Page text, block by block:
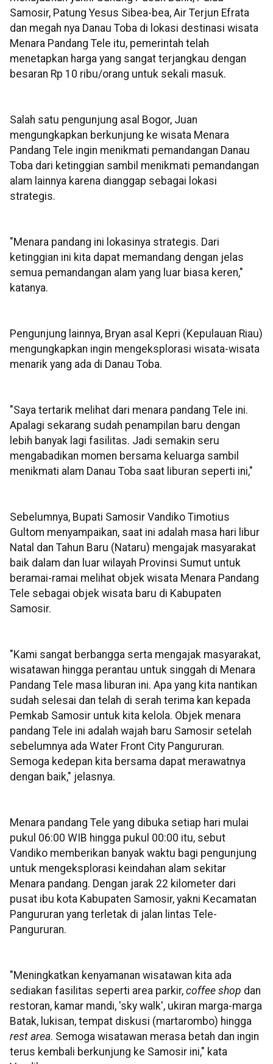
Samosir, Patung Yesus Sibea-bea, Air Terjun Efrata
dan megah nya Danau Toba di lokasi destinasi wisata
Menara Pandang Tele itu, pemerintah telah
menetapkan harga yang sangat terjangkau dengan
besaran Rp 10 ribu/orang untuk sekali masuk.
Salah satu pengunjung asal Bogor, Juan
mengungkapkan berkunjung ke wisata Menara
Pandang Tele ingin menikmati pemandangan Danau
Toba dari ketinggian sambil menikmati pemandangan
alam lainnya karena dianggap sebagai lokasi
strategis.
"Menara pandang ini lokasinya strategis. Dari
ketinggian ini kita dapat memandang dengan jelas
semua pemandangan alam yang luar biasa keren,"
katanya.
Pengunjung lainnya, Bryan asal Kepri (Kepulauan Riau)
mengungkapkan ingin mengeksplorasi wisata-wisata
menarik yang ada di Danau Toba.
"Saya tertarik melihat dari menara pandang Tele ini.
Apalagi sekarang sudah penampilan baru dengan
lebih banyak lagi fasilitas. Jadi semakin seru
mengabadikan momen bersama keluarga sambil
menikmati alam Danau Toba saat liburan seperti ini,"
Sebelumnya, Bupati Samosir Vandiko Timotius
Gultom menyampaikan, saat ini adalah masa hari libur
Natal dan Tahun Baru (Nataru) mengajak masyarakat
baik dalam dan luar wilayah Provinsi Sumut untuk
beramai-ramai melihat objek wisata Menara Pandang
Tele sebagai objek wisata baru di Kabupaten
Samosir.
"Kami sangat berbangga serta mengajak masyarakat,
wisatawan hingga perantau untuk singgah di Menara
Pandang Tele masa liburan ini. Apa yang kita nantikan
sudah selesai dan telah di serah terima kan kepada
Pemkab Samosir untuk kita kelola. Objek menara
pandang Tele ini adalah wajah baru Samosir setelah
sebelumnya ada Water Front City Pangururan.
Semoga kedepan kita bersama dapat merawatnya
dengan baik," jelasnya.
Menara pandang Tele yang dibuka setiap hari mulai
pukul 06:00 WIB hingga pukul 00:00 itu, sebut
Vandiko memberikan banyak waktu bagi pengunjung
untuk mengeksplorasi keindahan alam sekitar
Menara pandang. Dengan jarak 22 kilometer dari
pusat ibu kota Kabupaten Samosir, yakni Kecamatan
Pangururan yang terletak di jalan lintas Tele-
Pangururan.
"Meningkatkan kenyamanan wisatawan kita ada
sediakan fasilitas seperti area parkir, coffee shop dan
restoran, kamar mandi, 'sky walk', ukiran marga-marga
Batak, lukisan, tempat diskusi (martarombo) hingga
rest area. Semoga wisatawan merasa betah dan ingin
terus kembali berkunjung ke Samosir ini," kata